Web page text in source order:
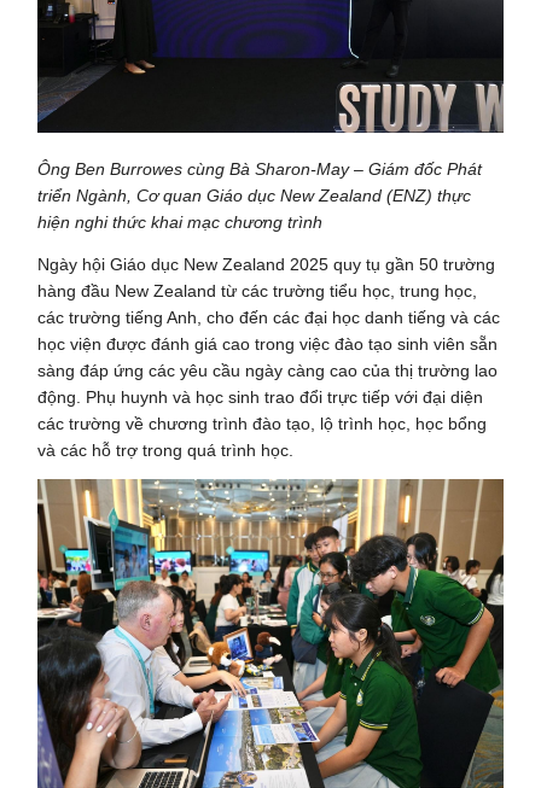
Ông Ben Burrowes cùng Bà Sharon-May– Giám đốc Phát
triển Ngành, Cơ quan Giáo dục New Zealand (ENZ) thực
hiện nghi thức khai mạc chương trình
Ngày hội Giáo dục New Zealand 2025 quy tụ gần 50 trường
hàng đầu New Zealand từ các trường tiểu học, trung học,
các trường tiếng Anh, cho đến các đại học danh tiếng và các
học viện được đánh giá cao trong việc đào tạo sinh viên sẵn
sàng đáp ứng các yêu cầu ngày càng cao của thị trường lao
động. Phụ huynh và học sinh trao đổi trực tiếp với đại diện
các trường về chương trình đào tạo, lộ trình học, học bổng
và các hỗ trợ trong quá trình học.